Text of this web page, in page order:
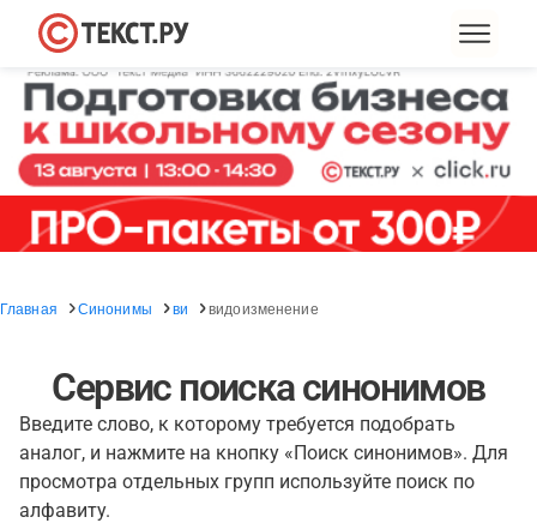
Главная Синонимы ви видоизменение
Сервис поиска синонимов
Введите слово, к которому требуется подобрать
аналог, и нажмите на кнопку «Поиск синонимов». Для
просмотра отдельных групп используйте поиск по
алфавиту.